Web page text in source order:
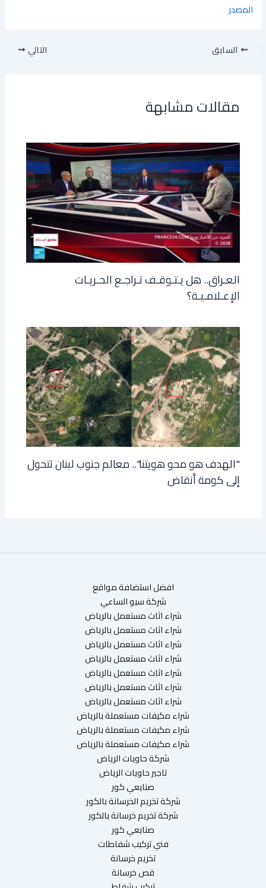
المصدر
السابق التالي
مقالات مشابهة
العـراق.. هل يـتـوقـف تـراجـع الحـريـات
الإعـلامـيـة؟
"الهدف هو محو هويتنا".. معالم جنوب لبنان تتحول
إلى كومة أنقاض
افضل استضافة مواقع
شركة سيو الساعي
شراء اثاث مستعمل بالرياض
شراء اثاث مستعمل بالرياض
شراء اثاث مستعمل بالرياض
شراء اثاث مستعمل بالرياض
شراء اثاث مستعمل بالرياض
شراء اثاث مستعمل بالرياض
شراء اثاث مستعمل بالرياض
شراء مكيفات مستعملة بالرياض
شراء مكيفات مستعملة بالرياض
شراء مكيفات مستعملة بالرياض
شركة حاويات الرياض
تاجير حاويات الرياض
صنايعي كور
شركة تخريم الخرسانة بالكور
شركة تخريم خرسانة بالكور
صنايعي كور
فني تركيب شفاطات
تخريم خرسانة
قص خرسانة